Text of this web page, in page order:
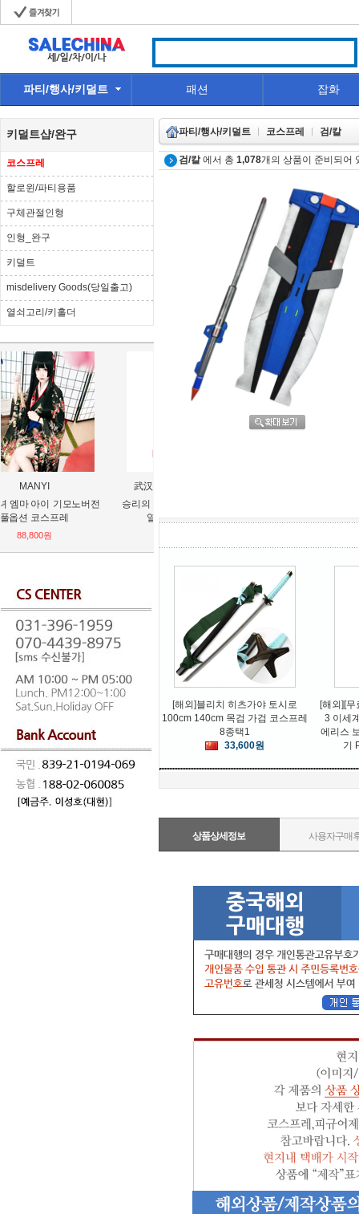
파티/행사/키덜트 패션 잡화
키덜트샵/완구
코스프레
할로윈/파티용품
구체관절인형
인형_완구
키덜트
misdelivery Goods(당일출고)
열쇠고리/키홀더
武汉圣奈供应链有限公司
승리의 여신 니케 유니 60cm고
열사가발 코스프레
48,000원
사키 쿠루
파티/행사/키덜트 코스프레 검/칼
검/칼에서 총 1,078개의 상품이 준비되어
[해외]블리치 히츠가야 토시로
100cm 140cm 목검 가검 코스프레
8종택1
33,600원
[해외][
3 이세
에리스
기
상품상세정보 사용자구매